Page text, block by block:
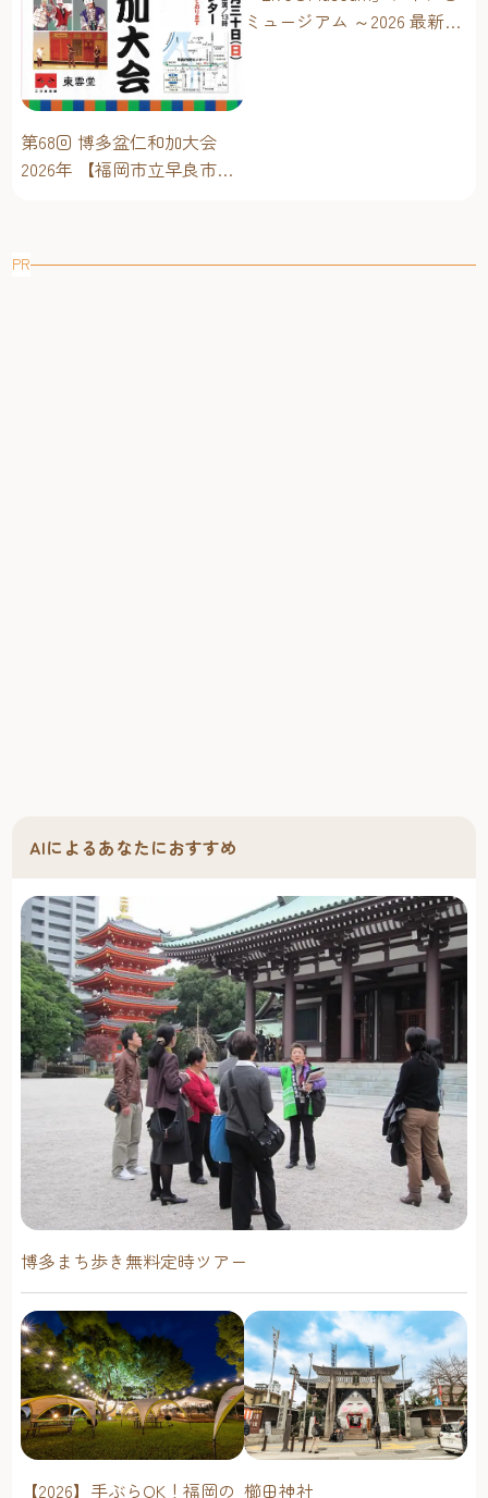
第68回 博多盆仁和加大会
2026年 【福岡市立早良市民
ミュージアム ～2026 最新イ
PR
AIによるあなたにおすすめ
博多まち歩き無料定時ツアー
【2026】手ぶらOK！福岡の 櫛田神社